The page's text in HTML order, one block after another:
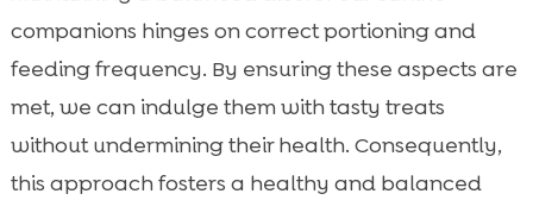
companions hinges on correct portioning and
feeding frequency. By ensuring these aspects are
met, we can indulge them with tasty treats
without undermining their health. Consequently,
this approach fosters a healthy and balanced